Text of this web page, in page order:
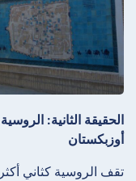
الحقيقة الثانية:
أوزبكستان
تقف الروسية كثاني